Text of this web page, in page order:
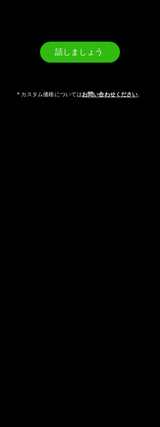
話しましょう
* カスタム価格についてはお問い合わせください。